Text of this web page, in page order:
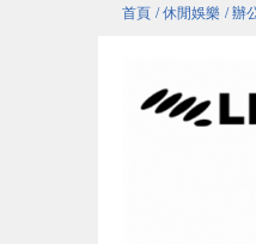
首頁 / 休閒娛樂 / 辦